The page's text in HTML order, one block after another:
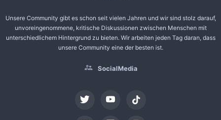
Unsere Community gibt es schon seit vielen Jahren und wir sind stolz darauf,
unvoreingenommene, kritische Diskussionen zwischen Menschen mit
unterschiedlichem Hintergrund zu bieten. Wir arbeiten jeden Tag daran, dass
unsere Community eine der besten ist.
SocialMedia
tiktok